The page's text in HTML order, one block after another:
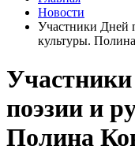
Новости
Участники Дней
культуры.
поэзии и
Полина